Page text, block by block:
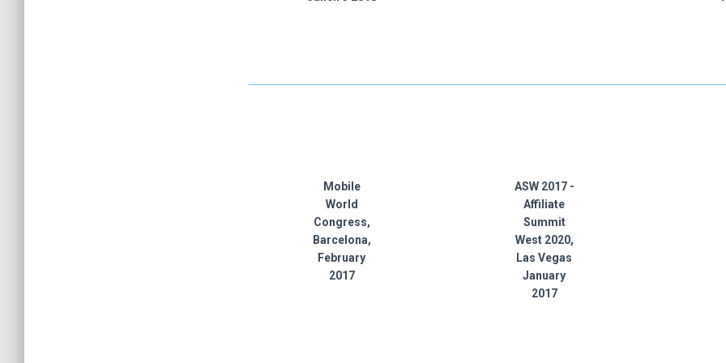
Mobile
World
Congress,
Barcelona,
February
2017
ASW 2017 -
Affiliate
Summit
West 2020,
Las Vegas
January
2017